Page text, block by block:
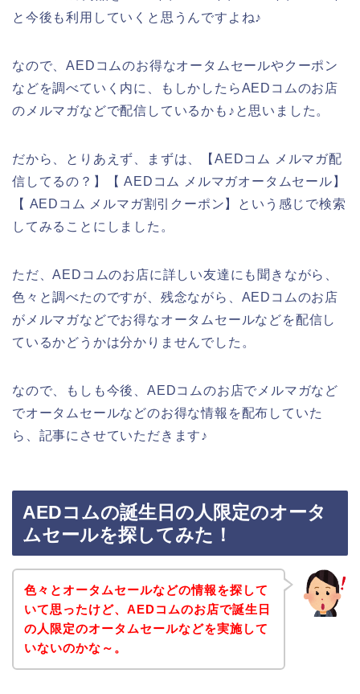
と今後も利用していくと思うんですよね♪
なので、AEDコムのお得なオータムセールやクーポン
などを調べていく内に、もしかしたらAEDコムのお店
のメルマガなどで配信しているかも♪と思いました。
だから、とりあえず、まずは、【AEDコム メルマガ配
信してるの？】【 AEDコム メルマガオータムセール】
【 AEDコム メルマガ割引クーポン】という感じで検索
してみることにしました。
ただ、AEDコムのお店に詳しい友達にも聞きながら、
色々と調べたのですが、残念ながら、AEDコムのお店
がメルマガなどでお得なオータムセールなどを配信し
ているかどうかは分かりませんでした。
なので、もしも今後、AEDコムのお店でメルマガなど
でオータムセールなどのお得な情報を配布していた
ら、記事にさせていただきます♪
AEDコムの誕生日の人限定のオータ
ムセールを探してみた！
色々とオータムセールなどの情報を探して
いて思ったけど、AEDコムのお店で誕生日
の人限定のオータムセールなどを実施して
いないのかな～。